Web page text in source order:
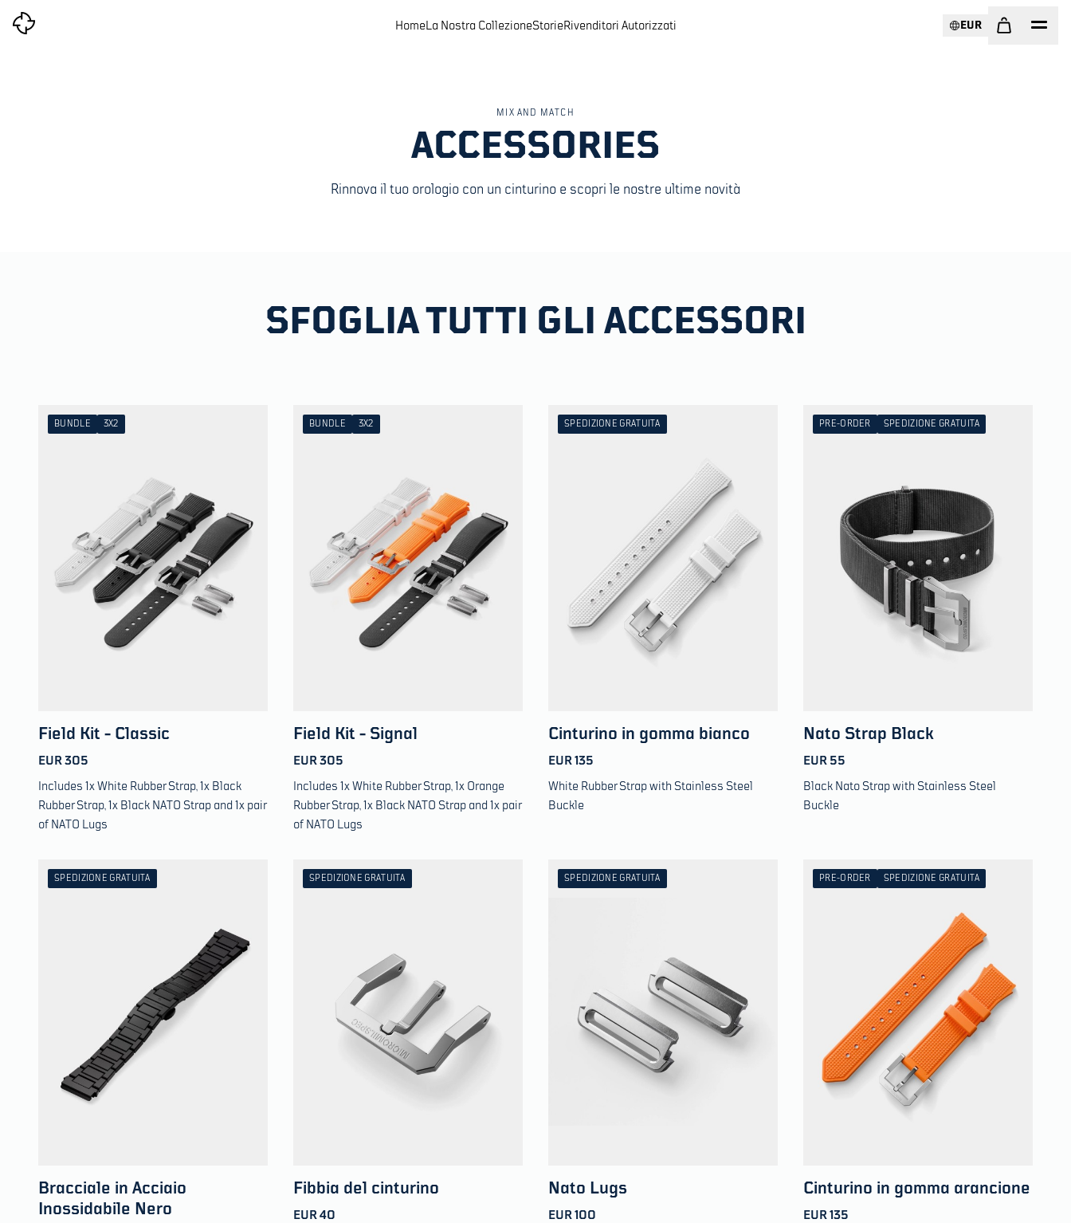
HomeLa Nostra CollezioneStorieRivenditori Autorizzati EUR
MIX AND MATCH
ACCESSORIES
Rinnova il tuo orologio con un cinturino e scopri le nostre ultime novità
SFOGLIA TUTTI GLI ACCESSORI
BUNDLE 3X2
Field Kit - Classic
EUR 305
Includes 1x White Rubber Strap, 1x Black
Rubber Strap, 1x Black NATO Strap and 1x pair
of NATO Lugs
BUNDLE 3X2
Field Kit - Signal
EUR 305
Includes 1x White Rubber Strap, 1x Orange
Rubber Strap, 1x Black NATO Strap and 1x pair
of NATO Lugs
SPEDIZIONE GRATUITA
Cinturino in gomma bianco
EUR 135
White Rubber Strap with Stainless Steel
Buckle
PRE-ORDER SPEDIZIONE GRATUITA
Nato Strap Black
EUR 55
Black Nato Strap with Stainless Steel
Buckle
SPEDIZIONE GRATUITA
Bracciale in Acciaio
Inossidabile Nero
SPEDIZIONE GRATUITA
Fibbia del cinturino
EUR 40
SPEDIZIONE GRATUITA
Nato Lugs
EUR 100
PRE-ORDER SPEDIZIONE GRATUITA
Cinturino in gomma arancione
EUR 135